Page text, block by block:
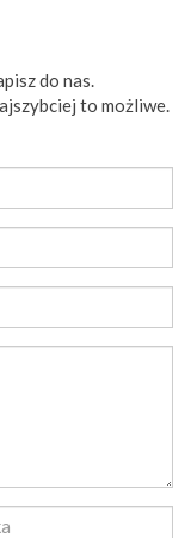
do nas.
to możliwe.